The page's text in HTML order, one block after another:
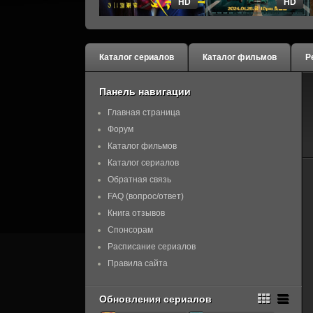
HD HD
Каталог сериалов Каталог фильмов
Панель навигации
Главная страница
Форум
Каталог фильмов
Каталог сериалов
Обратная связь
FAQ (вопрос/ответ)
Книга отзывов
Спонсорам
Расписание сериалов
Правила сайта
Обновления сериалов